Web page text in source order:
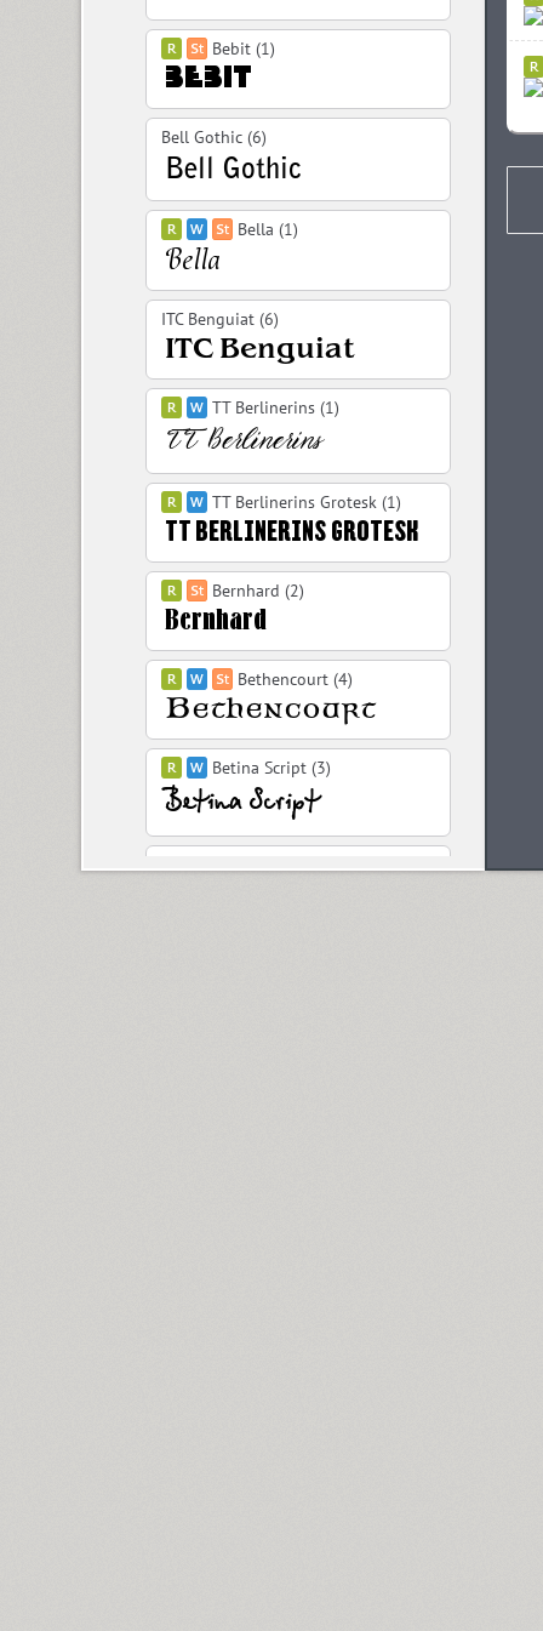
Bebit (1)
Bell Gothic (6)
Bella (1)
ITC Benguiat (6)
TT Berlinerins (1)
TT Berlinerins Grotesk (1)
Bernhard (2)
Bethencourt (4)
Betina Script (3)